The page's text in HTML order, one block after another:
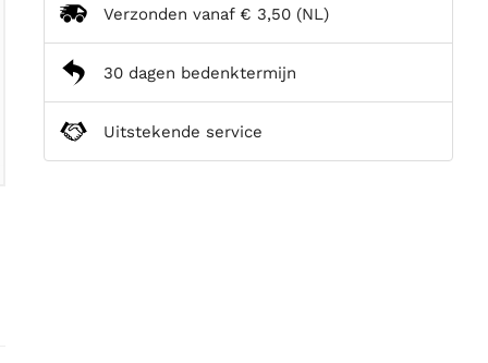
Verzonden vanaf € 3,50 (NL)
30 dagen bedenktermijn
Uitstekende service